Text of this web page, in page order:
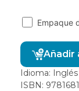
Empaque
Añadir
Idioma: Inglés
ISBN: